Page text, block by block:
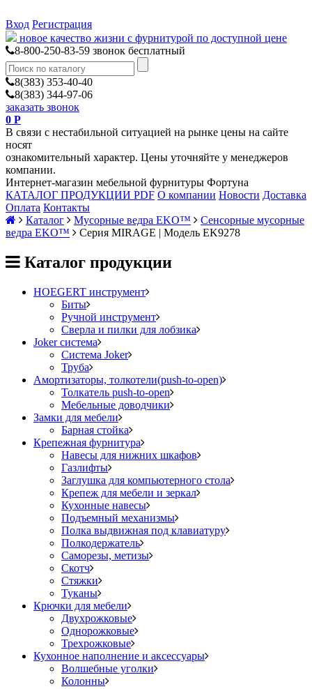
Вход Регистрация
новое качество жизни с фурнитурой по доступной цене
8-800-250-83-59 звонок бесплатный
8(383) 353-40-40
8(383) 344-97-06
заказать звонок
0 Р
В связи с нестабильной ситуацией на рынке цены на сайте
носят
ознакомительный характер. Цены уточняйте у менеджеров
компании.
Интернет-магазин мебельной фурнитуры Фортуна
КАТАЛОГ ПРОДУКЦИИ PDF О компании Новости Доставка
Оплата Контакты
Каталог
Мусорные ведра EKO™
Сенсорные мусорные
ведра EKO™
Серия MIRAGE | Модель EK9278
Каталог продукции
HOEGERT инструмент
Биты
Ручной инструмент
Сверла и пилки для лобзика
Joker система
Система Joker
Труба
Амортизаторы, толкотели(push-to-open)
Толкатель push-to-open
Мебельные доводчики
Замки для мебели
Барная стойка
Крепежная фурнитура
Навесы для нижних шкафов
Газлифты
Заглушка для компьютерного стола
Крепеж для мебели и зеркал
Кухонные навесы
Подъемный механизмы
Полка выдвижная под клавиатуру
Полкодержатель
Саморезы, метизы
Скотч
Стяжки
Туканы
Крючки для мебели
Двухрожковые
Однорожковые
Трехрожковые
Кухонное наполнение и аксессуары
Волшебные уголки
Колонны